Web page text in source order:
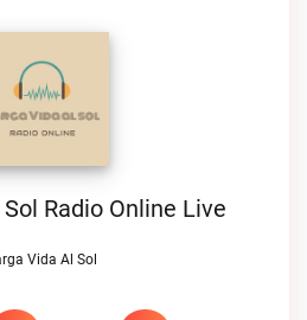
Radio Online Live
Vida Al Sol